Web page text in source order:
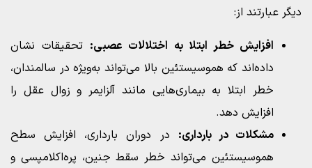
دیگر عبارتند از:
افزایش خطر ابتلا به اختلالات عصبی: تحقیقات نشان
داده‌اند که هموسیستئین بالا می‌تواند به‌ویژه در سالمندان،
خطر ابتلا به بیماری‌هایی مانند آلزایمر و زوال عقل را
افزایش دهد.
مشکلات در بارداری: در دوران بارداری، افزایش سطح
هموسیستئین می‌تواند خطر سقط جنین، پره‌اکلامپسی و